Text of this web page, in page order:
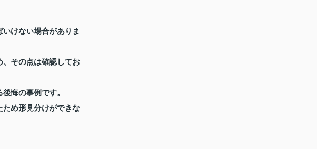
けない場合がありま
、その点は確認してお
悔の事例です。
ため形見分けができな